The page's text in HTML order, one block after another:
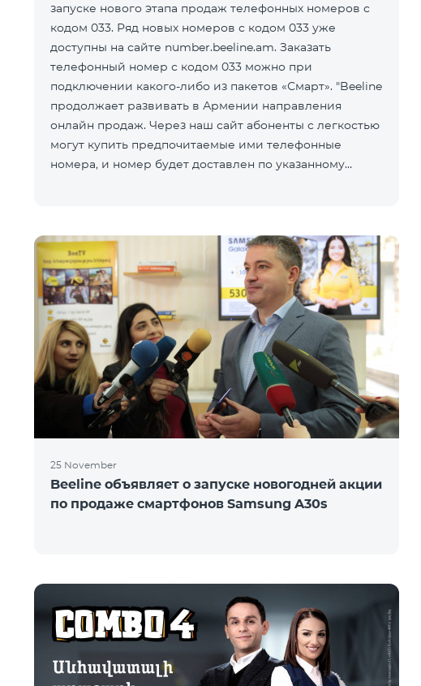
запуске нового этапа продаж телефонных номеров с
кодом 033. Ряд новых номеров с кодом 033 уже
доступны на сайте number.beeline.am. Заказать
телефонный номер с кодом 033 можно при
подключении какого-либо из пакетов «Смарт». "Beeline
продолжает развивать в Армении направления
онлайн продаж. Через наш сайт абоненты с легкостью
могут купить предпочитаемые ими телефонные
номера, и номер будет доставлен по указанному
25 November
Beeline объявляет о запуске новогодней акции
по продаже смартфонов Samsung A30s